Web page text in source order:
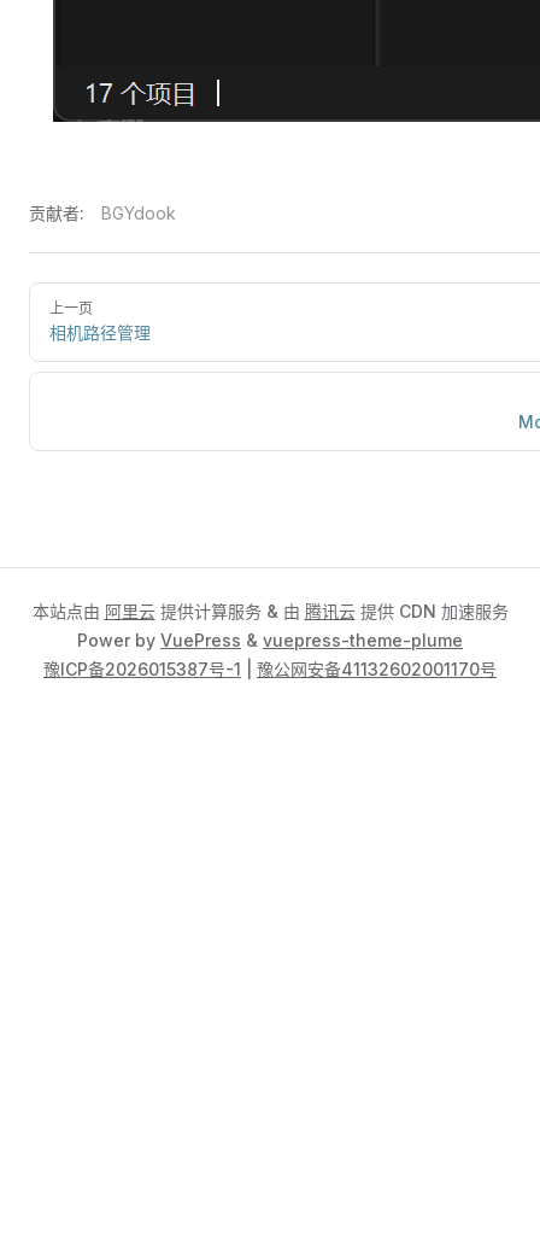
贡献者: BGYdook
上一页
相机路径管理
本站点由 阿里云提供计算服务 & 由 腾讯云提供 CDN 加速服务
Power by VuePress & vuepress-theme-plume
豫ICP备2026015387号-1
豫公网安备41132602001170号